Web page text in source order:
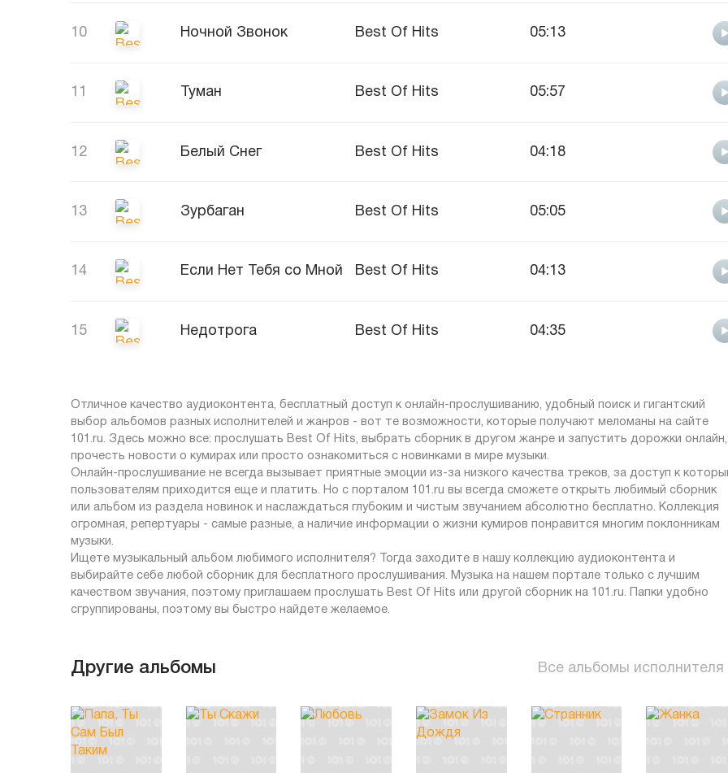
10 Ночной Звонок Best Of Hits 05:13
11 Туман Best Of Hits 05:57
12 Белый Снег Best Of Hits 04:18
13 Зурбаган Best Of Hits 05:05
14 Если Нет Тебя со Мной Best Of Hits 04:13
15 Недотрога Best Of Hits 04:35
Отличное качество аудиоконтента, бесплатный доступ к онлайн-прослушиванию, удобный поиск и гигантский
выбор альбомов разных исполнителей и жанров - вот те возможности, которые получают меломаны на сайте
101.ru. Здесь можно все: прослушать Best Of Hits, выбрать сборник в другом жанре и запустить дорожки онлайн,
прочесть новости о кумирах или просто ознакомиться с новинками в мире музыки.
Онлайн-прослушивание не всегда вызывает приятные эмоции из-за низкого качества треков, за доступ к
пользователям приходится еще и платить. Но с порталом 101.ru вы всегда сможете открыть любимый сборник
или альбом из раздела новинок и наслаждаться глубоким и чистым звучанием абсолютно бесплатно. Коллекция
огромная, репертуары - самые разные, а наличие информации о жизни кумиров понравится многим поклонникам
музыки.
Ищете музыкальный альбом любимого исполнителя? Тогда заходите в нашу коллекцию аудиоконтента и
выбирайте себе любой сборник для бесплатного прослушивания. Музыка на нашем портале только с лучшим
качеством звучания, поэтому приглашаем прослушать Best Of Hits или другой сборник на 101.ru. Папки удобно
сгруппированы, поэтому вы быстро найдете желаемое.
Другие альбомы Все альбомы исполнителя